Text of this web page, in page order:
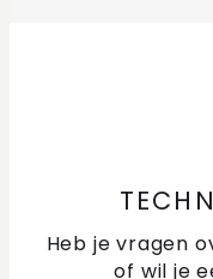
Heb je vragen
of wil je